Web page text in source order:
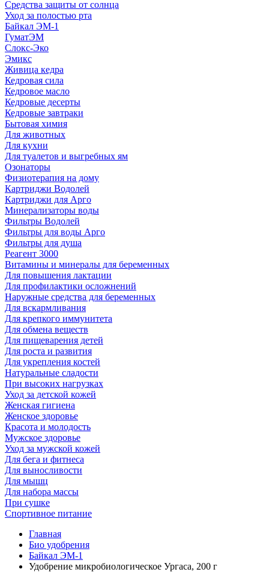
Средства защиты от солнца
Уход за полостью рта
Байкал ЭМ-1
ГуматЭМ
Слокс-Эко
Эмикс
Живица кедра
Кедровая сила
Кедровое масло
Кедровые десерты
Кедровые завтраки
Бытовая химия
Для животных
Для кухни
Для туалетов и выгребных ям
Озонаторы
Физиотерапия на дому
Картриджи Водолей
Картриджи для Арго
Минерализаторы воды
Фильтры Водолей
Фильтры для воды Арго
Фильтры для душа
Реагент 3000
Витамины и минералы для беременных
Для повышения лактации
Для профилактики осложнений
Наружные средства для беременных
Для вскармливания
Для крепкого иммунитета
Для обмена веществ
Для пищеварения детей
Для роста и развития
Для укрепления костей
Натуральные сладости
При высоких нагрузках
Уход за детской кожей
Женская гигиена
Женское здоровье
Красота и молодость
Мужское здоровье
Уход за мужской кожей
Для бега и фитнеса
Для выносливости
Для мышц
Для набора массы
При сушке
Спортивное питание
Главная
Био удобрения
Байкал ЭМ-1
Удобрение микробиологическое Ургаса, 200 г